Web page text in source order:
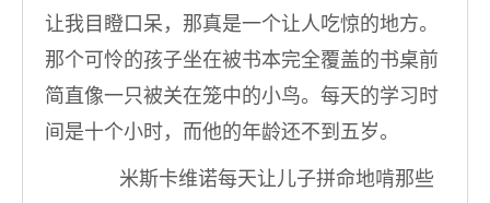
让我目瞪口呆，那真是一个让人吃惊的地方。
那个可怜的孩子坐在被书本完全覆盖的书桌前
简直像一只被关在笼中的小鸟。每天的学习时
间是十个小时，而他的年龄还不到五岁。
米斯卡维诺每天让儿子拼命地啃那些